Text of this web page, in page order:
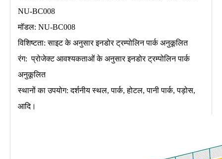
NU-BC008
मॉडल: NU-BC008
विशिष्टता: साइट के अनुसार इनडोर ट्रम्पोलिन पार्क अनुकूलित
रंग: प्रोजेक्ट आवश्यकताओं के अनुसार इनडोर ट्रम्पोलिन पार्क
अनुकूलित
स्थानों का उपयोग: दर्शनीय स्थल, पार्क, होटल, पानी पार्क, पड़ोस,
आदि।